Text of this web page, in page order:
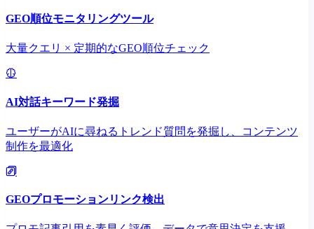
GEO順位モニタリングツール
大量クエリ × 定期的なGEO順位チェック
AI対話キーワード発掘
ユーザーがAIに尋ねるトレンド質問を発掘し、コンテンツ
制作を最適化
GEOプロモーションリンク検出